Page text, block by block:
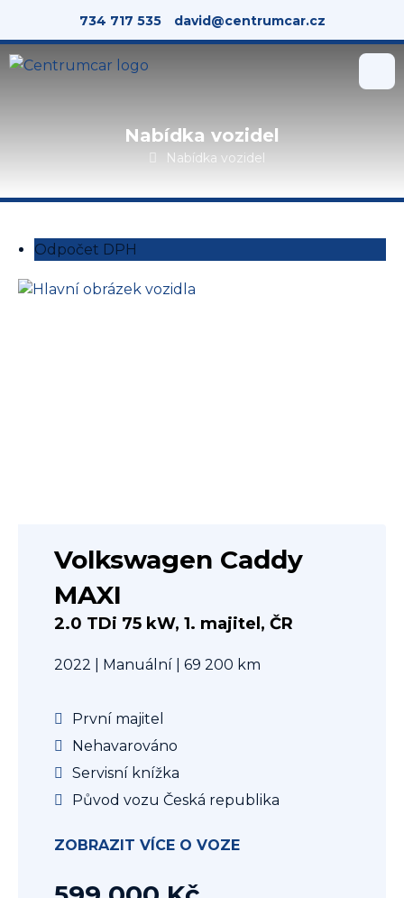
734 717 535 david@centrumcar.cz
Úvod
Kontakt
Nabídka vozidel
Nabídka vozidel
Odpočet DPH
Volkswagen Caddy
MAXI
2.0 TDi 75 kW, 1. majitel, ČR
2022 | Manuální | 69 200 km
První majitel
Nehavarováno
Servisní knížka
Původ vozu Česká republika
ZOBRAZIT VÍCE O VOZE